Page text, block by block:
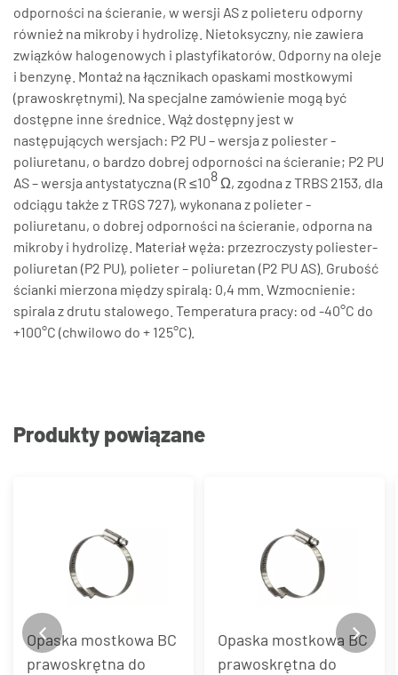
odporności na ścieranie, w wersji AS z polieteru odporny
również na mikroby i hydrolizę. Nietoksyczny, nie zawiera
związków halogenowych i plastyfikatorów. Odporny na oleje
i benzynę. Montaż na łącznikach opaskami mostkowymi
(prawoskrętnymi). Na specjalne zamówienie mogą być
dostępne inne średnice. Wąż dostępny jest w
następujących wersjach: P2 PU – wersja z poliester -
poliuretanu, o bardzo dobrej odporności na ścieranie; P2 PU
AS – wersja antystatyczna (R ≤108 Ω, zgodna z TRBS 2153, dla
odciągu także z TRGS 727), wykonana z polieter -
poliuretanu, o dobrej odporności na ścieranie, odporna na
mikroby i hydrolizę. Materiał węża: przezroczysty poliester-
poliuretan (P2 PU), polieter – poliuretan (P2 PU AS). Grubość
ścianki mierzona między spiralą: 0,4 mm. Wzmocnienie:
spirala z drutu stalowego. Temperatura pracy: od -40°C do
+100°C (chwilowo do + 125°C).
Produkty powiązane
Opaska mostkowa BC
prawoskrętna do
Opaska mostkowa BC
prawoskrętna do